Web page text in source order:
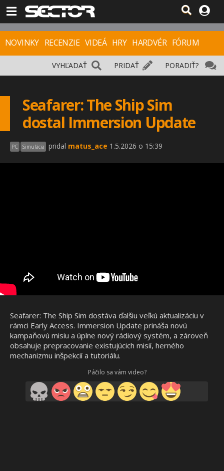
NOVINKY RECENZIE VIDEÁ HRY HARDVÉR FÓRUM
PORADIŤ?
PRIDAŤ
VYHĽADAŤ
Seafarer: The Ship Sim
dostal Immersion Update
PC Simulácia pridal matus_ace 1.5.2026 o 15:39
Seafarer: The Ship Sim dostáva ďalšiu veľkú aktualizáciu v
rámci Early Access. Immersion Update prináša novú
kampaňovú misiu a úplne nový rádiový systém, a zároveň
obsahuje prepracovanie existujúcich misií, herného
mechanizmu inšpekcií a tutoriálu.
Páčilo sa vám video?